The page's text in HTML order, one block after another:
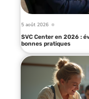
5 août 2026
SVC Center en 2026 :
bonnes pratiques